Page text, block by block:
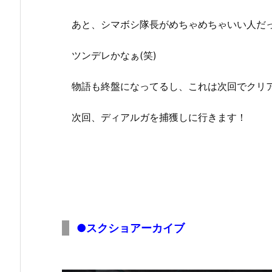
あと、シマボシ隊長がめちゃめちゃいい人だ
ツンデレかなぁ(笑)
物語も終盤になってるし、これは次回でクリ
次回、ディアルガを捕獲しに行きます！
●スクショアーカイブ